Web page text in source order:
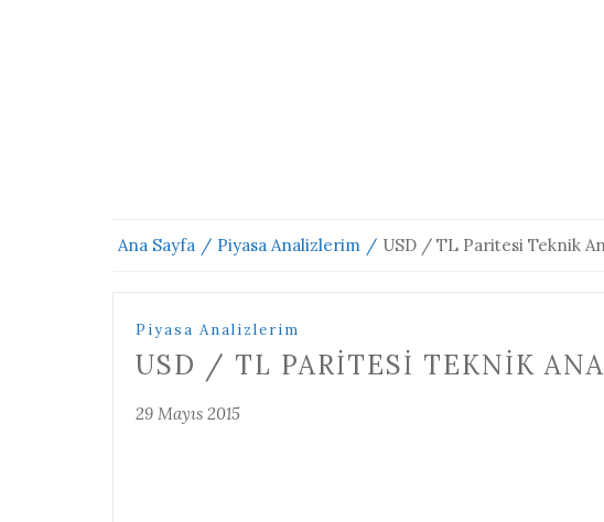
Ana Sayfa Piyasa Analizlerim USD / TL Paritesi Teknik
Piyasa Analizlerim
USD / TL PARITESI TEKNIK
29 Mayıs 2015